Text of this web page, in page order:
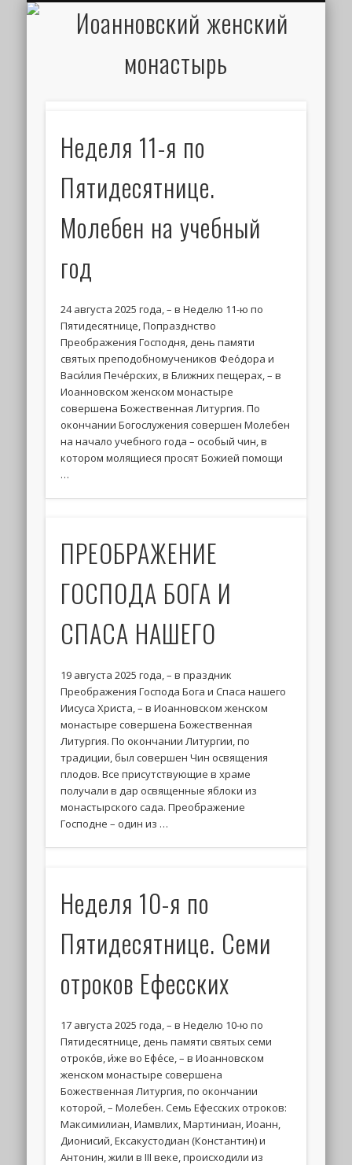
Неделя 11-я по
Пятидесятнице.
Молебен на учебный
год
24 августа 2025 года, – в Неделю 11-ю по
Пятидесятнице, Попразднство
Преображения Господня, день памяти
святых преподобномучеников Фео́дора и
Васи́лия Пече́рских, в Ближних пещерах, – в
Иоанновском женском монастыре
совершена Божественная Литургия. По
окончании Богослужения совершен Молебен
на начало учебного года – особый чин, в
котором молящиеся просят Божией помощи
…
ПРЕОБРАЖЕНИЕ
ГОСПОДА БОГА И
СПАСА НАШЕГО
19 августа 2025 года, – в праздник
Преображения Господа Бога и Спаса нашего
Иисуса Христа, – в Иоанновском женском
монастыре совершена Божественная
Литургия. По окончании Литургии, по
традиции, был совершен Чин освящения
плодов. Все присутствующие в храме
получали в дар освященные яблоки из
монастырского сада. Преображение
Господне – один из …
Неделя 10-я по
Пятидесятнице. Семи
отроков Ефесских
17 августа 2025 года, – в Неделю 10-ю по
Пятидесятнице, день памяти святых семи
отроко́в, и́же во Ефе́се, – в Иоанновском
женском монастыре совершена
Божественная Литургия, по окончании
которой, – Молебен. Семь Ефесских отроков:
Максимилиан, Иамвлих, Мартиниан, Иоанн,
Дионисий, Ексакустодиан (Константин) и
Антонин, жили в III веке, происходили из